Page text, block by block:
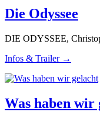
Die Odyssee
DIE ODYSSEE,
Infos & Trailer →
Was haben wir